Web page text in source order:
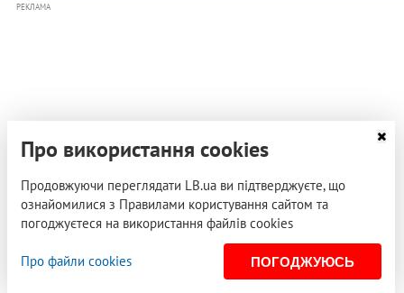
РЕКЛАМА
Про використання cookies
Продовжуючи переглядати LB.ua ви підтверджуєте, що
ознайомилися з Правилами користування сайтом та
погоджуєтеся на використання файлів cookies
Про файли cookies ПОГОДЖУЮСЬ